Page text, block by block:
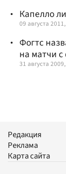
Капелло
09 августа
Фогтс
на матчи
31 августа
Редакция
Реклама
Карта сайта